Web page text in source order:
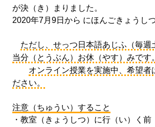
が決（き）まりました。
2020年7月9日から にほんごきょうし
ただし、せっつ日本語あじふ（毎週
当分（とうぶん）お休（やす）みです。
オンライン授業を実施中、希望者
ださい。
注意（ちゅうい）すること
・教室（きょうしつ）に行（い）く